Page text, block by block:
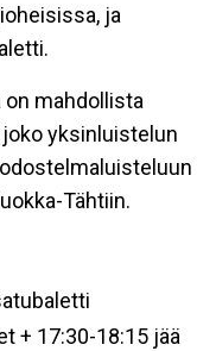
ja
mahdollista
yksinluistelun
Tähtiin.
+ 17:30-18:15 jää